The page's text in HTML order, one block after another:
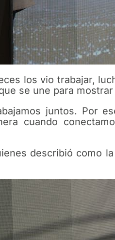
los vio trabajar,
se une para
juntos. Por
cuando
describió como